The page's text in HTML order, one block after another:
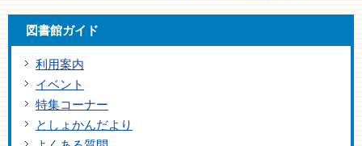
図書館ガイド
利用案内
イベント
特集コーナー
としょかんだより